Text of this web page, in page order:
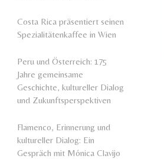
Costa Rica präsentiert seinen
Spezialitätenkaffee in Wien
Peru und Österreich: 175
Jahre gemeinsame
Geschichte, kultureller Dialog
und Zukunftsperspektiven
Flamenco, Erinnerung und
kultureller Dialog: Ein
Gespräch mit Mónica Clavijo